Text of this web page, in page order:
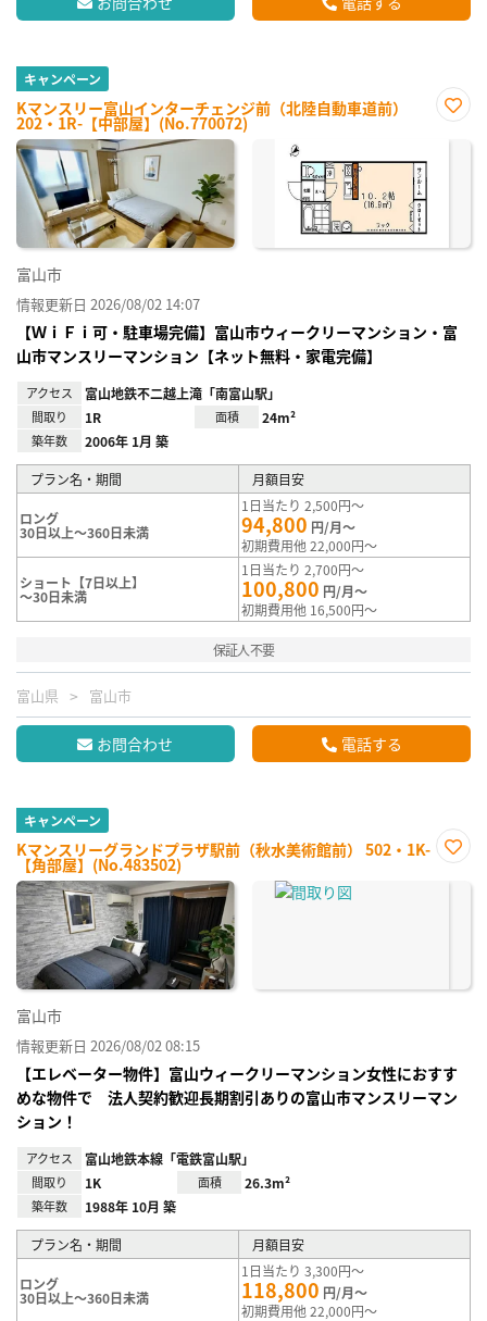
キャンペーン
Kマンスリー富山インターチェンジ前（北陸自動車道前）
202・1R-【中部屋】(No.770072)
に入
富山市
情報更新日 2026/08/02 14:07
【ＷｉＦｉ可・駐車場完備】富山市ウィークリーマンション・富
山市マンスリーマンション【ネット無料・家電完備】
アクセス 富山地鉄不二越上滝「南富山駅」
間取り 1R 面積 24m²
築年数 2006年 1月 築
プラン名・期間 月額目安
ロング
30日以上～360日未満
1日当たり 2,500円～
94,800 円/月～
初期費用他 22,000円～
ショート【7日以上】
～30日未満
1日当たり 2,700円～
100,800 円/月～
初期費用他 16,500円～
保証人不要
富山県 富山市
お問合わせ 電話する
キャンペーン
Kマンスリーグランドプラザ駅前（秋水美術館前） 502・1K-
【角部屋】(No.483502)
に入
富山市
情報更新日 2026/08/02 08:15
【エレベーター物件】富山ウィークリーマンション女性におすす
めな物件で 法人契約歓迎長期割引ありの富山市マンスリーマン
ション！
アクセス 富山地鉄本線「電鉄富山駅」
間取り 1K 面積 26.3m²
築年数 1988年 10月 築
プラン名・期間 月額目安
ロング
30日以上～360日未満
1日当たり 3,300円～
118,800 円/月～
初期費用他 22,000円～